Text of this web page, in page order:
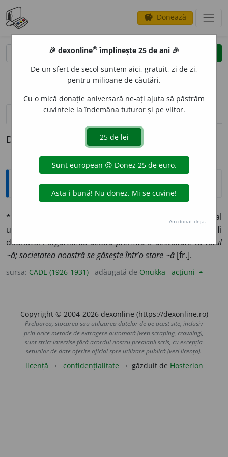
savings Donează
clear
opțiuni
definiții (1) pronunțievolume_up (50)
Definiția cu ID-ul 1332868:
Explicative DEX
*ANORM
Ce nu se potrivește cu felul de a fi al
unor anumite lucruri, ce este neobicinuit sau poate fi
dăunător:organismul acesta prezintă o desvoltare cu totul
~ă; societatea noastră se găsește într’o stare ~ă [fr.].
sursa: CADE (1926-1931) adăugată de Onukka acțiuni
Copyright © 2004-2026 dexonline (https://dexonline.ro)
Preluarea, stocarea sau utilizarea datelor de pe acest site, inclusiv
prin orice metode de extragere automată (web scraping, crawling),
sunt strict interzise fără acordul nostru prealabil scris, cu excepția
seturilor de date oferite oficial spre utilizare publică (vezi licența).
licență confidențialitate găzduit de Hosterion
🎉 dexonline® împlinește 25 de ani 🎉
De un sfert de secol suntem aici, gratuit, zi de zi,
pentru milioane de căutări.
Cu o mică donație aniversară ne-ați ajuta să păstrăm
cuvintele la îndemâna tuturor și pe viitor.
Am donat deja.